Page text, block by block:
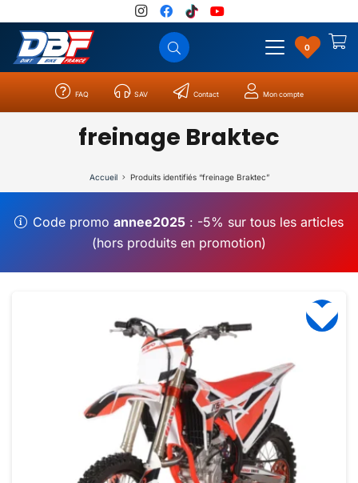
0
FAQ SAV Contact Mon compte
freinage Braktec
Accueil Produits identifiés “freinage Braktec”
Code promo annee2025: -5% sur tous les articles
(hors produits en promotion)
Catégories Résultats